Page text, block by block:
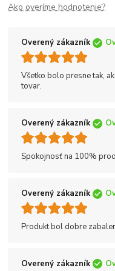
Ako overíme hodnotenie?
Overený zákazník
Všetko bolo presne tak,
tovar.
Overený zákazník
Spokojnosť na 100%
Overený zákazník
Produkt bol dobre
Overený zákazník